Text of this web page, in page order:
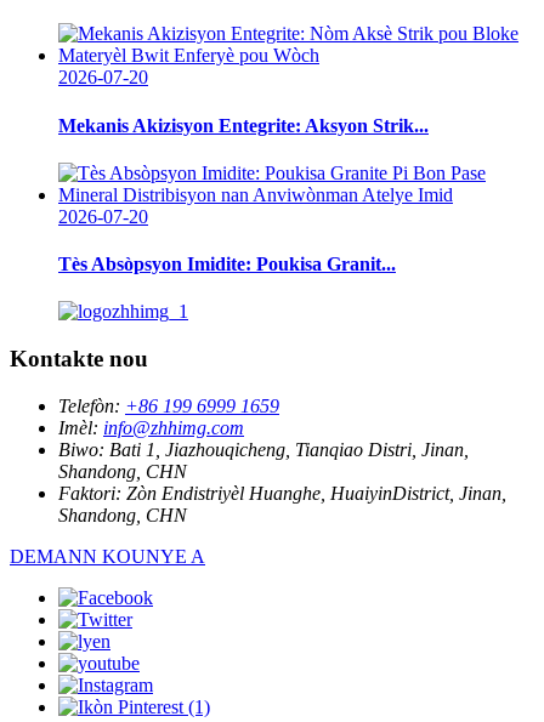
2026-07-20
Mekanis Akizisyon Entegrite: Aksyon Strik...
2026-07-20
Tès Absòpsyon Imidite: Poukisa Granit...
Kontakte nou
Telefòn: +86 199 6999 1659
Imèl: info@zhhimg.com
Biwo: Bati 1, Jiazhouqicheng, Tianqiao Distri, Jinan,
Shandong, CHN
Faktori: Zòn Endistriyèl Huanghe, HuaiyinDistrict, Jinan,
Shandong, CHN
DEMANN KOUNYE A